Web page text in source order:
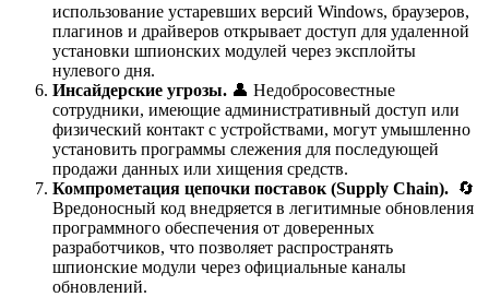
использование устаревших версий Windows, браузеров,
плагинов и драйверов открывает доступ для удаленной
установки шпионских модулей через эксплойты
нулевого дня.
Инсайдерские угрозы. 👤 Недобросовестные
сотрудники, имеющие административный доступ или
физический контакт с устройствами, могут умышленно
установить программы слежения для последующей
продажи данных или хищения средств.
Компрометация цепочки поставок (Supply Chain). 🔄
Вредоносный код внедряется в легитимные обновления
программного обеспечения от доверенных
разработчиков, что позволяет распространять
шпионские модули через официальные каналы
обновлений.